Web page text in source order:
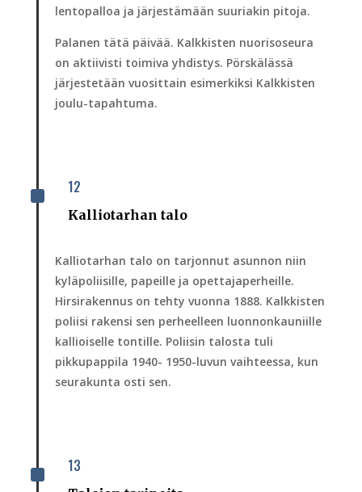
lentopalloa ja järjestämään suuriakin pitoja.
Palanen tätä päivää. Kalkkisten nuorisoseura
on aktiivisti toimiva yhdistys. Pörskälässä
järjestetään vuosittain esimerkiksi Kalkkisten
joulu-tapahtuma.
^ 12
Kalliotarhan talo
Kalliotarhan talo on tarjonnut asunnon niin
kyläpoliisille, papeille ja opettajaperheille.
Hirsirakennus on tehty vuonna 1888. Kalkkisten
poliisi rakensi sen perheelleen luonnonkauniille
kallioiselle tontille. Poliisin talosta tuli
pikkupappila 1940- 1950-luvun vaihteessa, kun
seurakunta osti sen.
^ 13